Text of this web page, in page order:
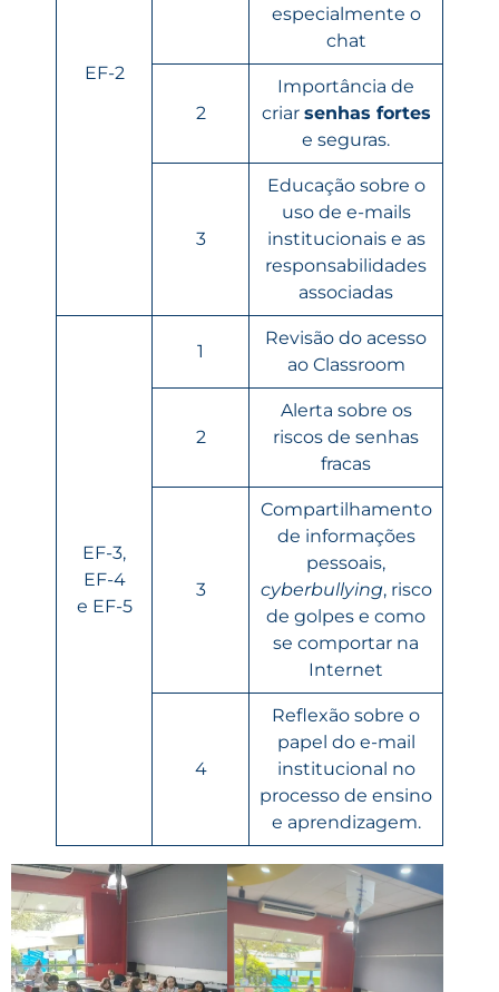
EF-2
especialmente o
chat
2
Importância de
criar senhas fortes
e seguras.
3
Educação sobre o
uso de e-mails
institucionais e as
responsabilidades
associadas
EF-3,
EF-4
e EF-5
1
Revisão do acesso
ao Classroom
2
Alerta sobre os
riscos de senhas
fracas
3
Compartilhamento
de informações
pessoais,
cyberbullying, risco
de golpes e como
se comportar na
Internet
4
Reflexão sobre o
papel do e-mail
institucional no
processo de ensino
e aprendizagem.